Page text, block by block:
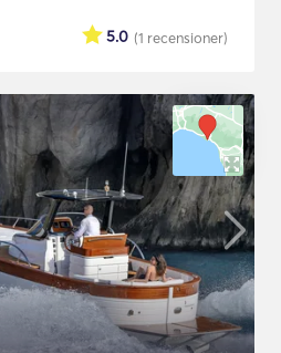
(1 recensioner)
5.0